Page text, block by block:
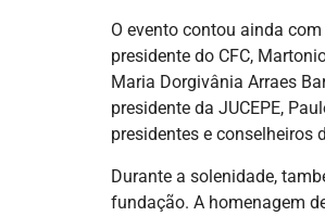
O evento contou ainda
presidente do CFC,
Maria Dorgivânia Arraes
presidente da JUCEPE,
presidentes e conselheiros
Durante a solenidade,
fundação. A homenagem